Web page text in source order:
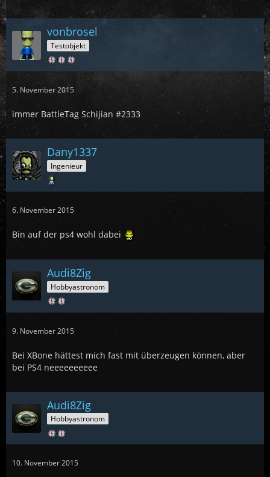
vonbrosel
Testobjekt
5. November 2015
immer BattleTag Schijian #2333
Dany1337
Ingenieur
6. November 2015
Bin auf der ps4 wohl dabei
Audi8Zig
Hobbyastronom
9. November 2015
Bei XBone hättest mich fast mit überzeugen können, aber
bei PS4 neeeeeeeeee
Audi8Zig
Hobbyastronom
10. November 2015